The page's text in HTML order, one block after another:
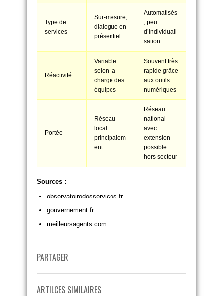
Type de
services
Sur-mesure,
dialogue en
présentiel
Automatisés
, peu
d’individuali
sation
Réactivité
Variable
selon la
charge des
équipes
Souvent très
rapide grâce
aux outils
numériques
Portée
Réseau
local
principalem
ent
Réseau
national
avec
extension
possible
hors secteur
Sources :
observatoiredesservices.fr
gouvernement.fr
meilleursagents.com
PARTAGER
ARTILCES SIMILAIRES